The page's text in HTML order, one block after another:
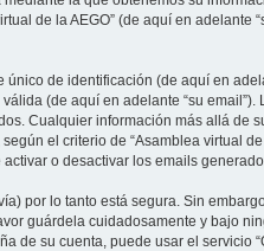
de la AEGO” (de aquí en
de identificación (de aquí en
(de aquí en adelante “su
Cualquier información más allá de
el criterio de “Asamblea virtual
o desactivar los emails
por lo tanto está segura. Sin
guárdela cuidadosamente y bajo
de su cuenta, puede usar el servicio